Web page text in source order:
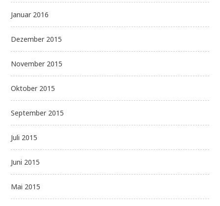
Januar 2016
Dezember 2015
November 2015
Oktober 2015
September 2015
Juli 2015
Juni 2015
Mai 2015